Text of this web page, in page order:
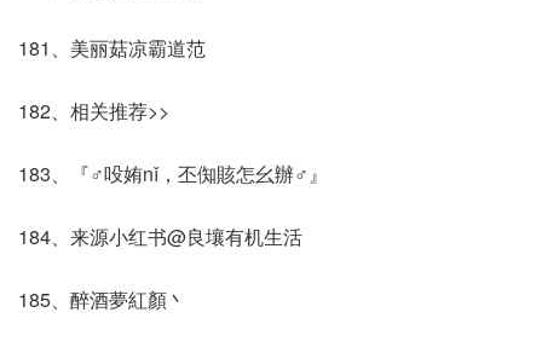
181、美丽菇凉霸道范
182、相关推荐>>
183、『♂吺姷nǐ，丕倁賅怎幺辦♂』
184、来源小红书@良壤有机生活
185、醉酒夢紅顏丶